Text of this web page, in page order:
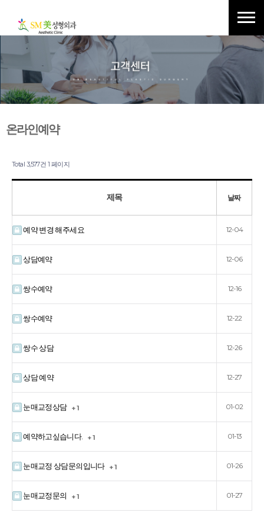
온라인예약
Total 3,577건 1 페이지
제목 날짜
예약 변경 해주세요 12-04
상담예약 12-06
쌍수예약 12-16
쌍수예약 12-22
쌍수 상담 12-26
상담 예약 12-27
눈매교정상담 + 1 01-02
예약하고싶습니다. + 1 01-13
눈매교정 상담문의입니다 + 1 01-26
눈매교정문의 + 1 01-27